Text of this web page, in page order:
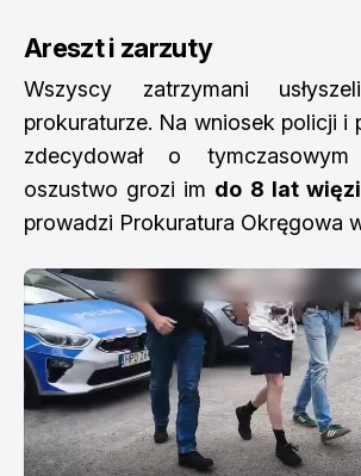
Areszt i zarzuty
Wszyscy zatrzymani
prokuraturze. Na wniosek policji i
zdecydował o
oszustwo grozi im do 8 lat
prowadzi Prokuratura Okręgowa